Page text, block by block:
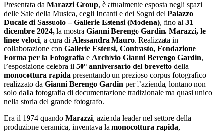
Presentata da Marazzi Group, è attualmente esposta negli spazi
delle Sale della Musica, degli Incanti e dei Sogni del Palazzo
Ducale di Sassuolo – Gallerie Estensi (Modena), fino al 31
dicembre 2024, la mostra Gianni Berengo Gardin. Marazzi, le
linee veloci, a cura di Alessandra Mauro. Realizzata in
collaborazione con Gallerie Estensi, Contrasto, Fondazione
Forma per la Fotografia e Archivio Gianni Berengo Gardin,
l’esposizione celebra il 50° anniversario del brevetto della
monocottura rapida presentando un prezioso corpus fotografico
realizzato da Gianni Berengo Gardin per l’azienda, lontano non
solo dalla fotografia di documentazione tradizionale ma quasi unico
nella storia del grande fotografo.
Era il 1974 quando Marazzi, azienda leader nel settore della
produzione ceramica, inventava la monocottura rapida,